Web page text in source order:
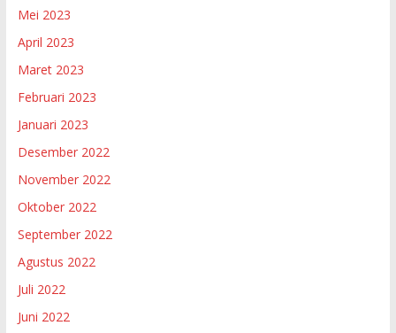
Mei 2023
April 2023
Maret 2023
Februari 2023
Januari 2023
Desember 2022
November 2022
Oktober 2022
September 2022
Agustus 2022
Juli 2022
Juni 2022